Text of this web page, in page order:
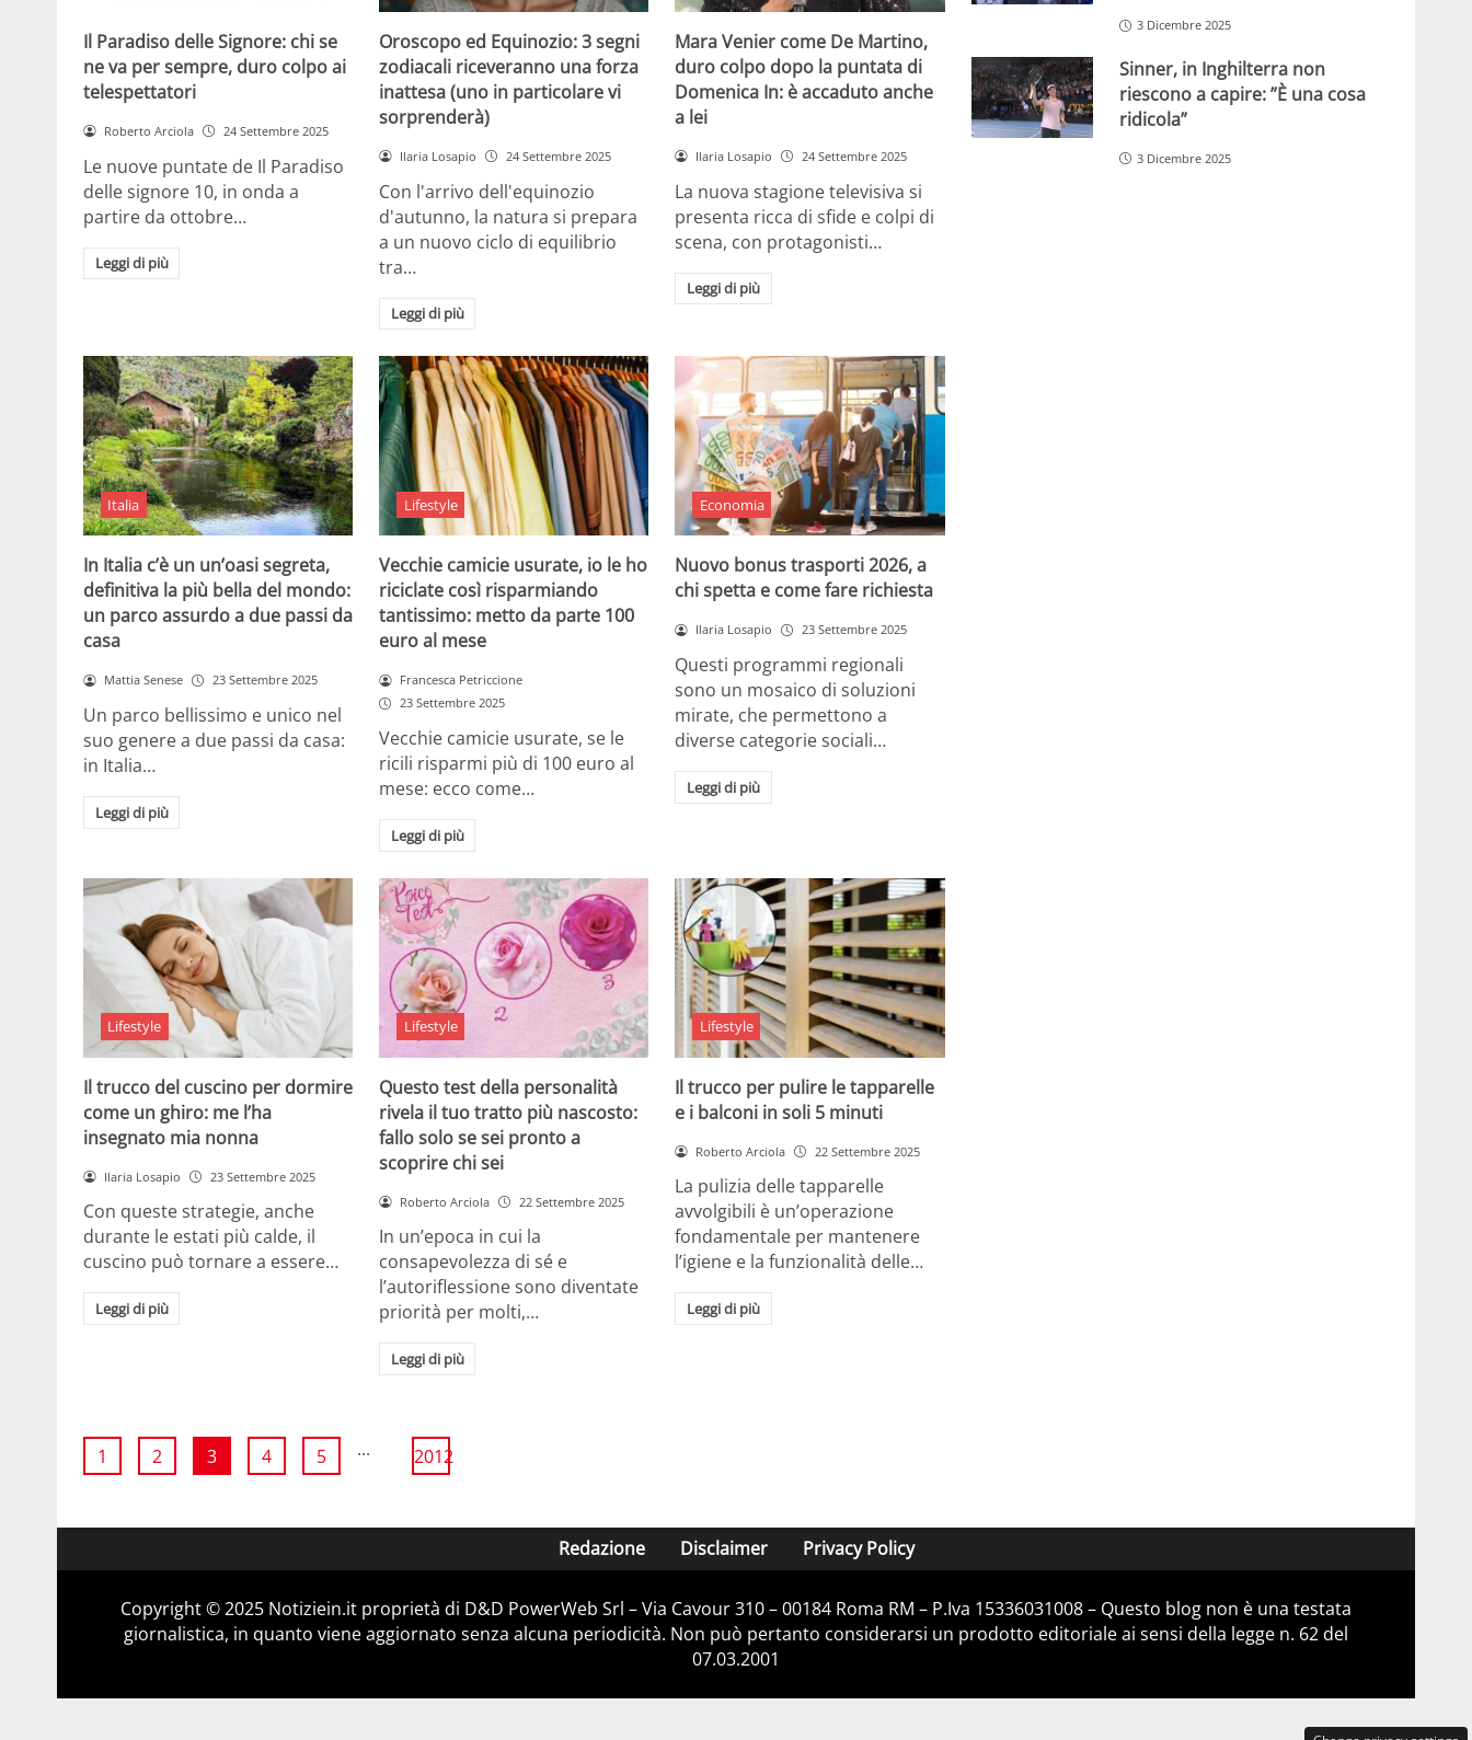
Il Paradiso delle Signore: chi se
ne va per sempre, duro colpo ai
telespettatori
Roberto Arciola 24 Settembre 2025
Le nuove puntate de Il Paradiso
delle signore 10, in onda a
partire da ottobre…
Leggi di più
Oroscopo ed Equinozio: 3 segni
zodiacali riceveranno una forza
inattesa (uno in particolare vi
sorprenderà)
Ilaria Losapio 24 Settembre 2025
Con l'arrivo dell'equinozio
d'autunno, la natura si prepara
a un nuovo ciclo di equilibrio
tra…
Leggi di più
Mara Venier come De Martino,
duro colpo dopo la puntata di
Domenica In: è accaduto anche
a lei
Ilaria Losapio 24 Settembre 2025
La nuova stagione televisiva si
presenta ricca di sfide e colpi di
scena, con protagonisti…
Leggi di più
Italia
In Italia c’è un un’oasi segreta,
definitiva la più bella del mondo:
un parco assurdo a due passi da
casa
Mattia Senese 23 Settembre 2025
Un parco bellissimo e unico nel
suo genere a due passi da casa:
in Italia…
Leggi di più
Lifestyle
Vecchie camicie usurate, io le ho
riciclate così risparmiando
tantissimo: metto da parte 100
euro al mese
Francesca Petriccione
23 Settembre 2025
Vecchie camicie usurate, se le
ricili risparmi più di 100 euro al
mese: ecco come…
Leggi di più
Economia
Nuovo bonus trasporti 2026, a
chi spetta e come fare richiesta
Ilaria Losapio 23 Settembre 2025
Questi programmi regionali
sono un mosaico di soluzioni
mirate, che permettono a
diverse categorie sociali…
Leggi di più
Lifestyle
Il trucco del cuscino per dormire
come un ghiro: me l’ha
insegnato mia nonna
Ilaria Losapio 23 Settembre 2025
Con queste strategie, anche
durante le estati più calde, il
cuscino può tornare a essere…
Leggi di più
Lifestyle
Questo test della personalità
rivela il tuo tratto più nascosto:
fallo solo se sei pronto a
scoprire chi sei
Roberto Arciola 22 Settembre 2025
In un’epoca in cui la
consapevolezza di sé e
l’autoriflessione sono diventate
priorità per molti,…
Leggi di più
Lifestyle
Il trucco per pulire le tapparelle
e i balconi in soli 5 minuti
Roberto Arciola 22 Settembre 2025
La pulizia delle tapparelle
avvolgibili è un’operazione
fondamentale per mantenere
l’igiene e la funzionalità delle…
Leggi di più
1 2 3 4 5 ... 2012
3 Dicembre 2025
Sinner, in Inghilterra non
riescono a capire: ”È una cosa
ridicola”
3 Dicembre 2025
Redazione Disclaimer Privacy Policy
Copyright © 2025 Notiziein.it proprietà di D&D PowerWeb Srl – Via Cavour 310 – 00184 Roma RM – P.Iva 15336031008 – Questo blog non è una testata
giornalistica, in quanto viene aggiornato senza alcuna periodicità. Non può pertanto considerarsi un prodotto editoriale ai sensi della legge n. 62 del
07.03.2001